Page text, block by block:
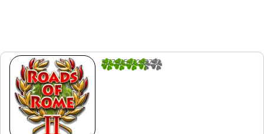
3.7723577235772